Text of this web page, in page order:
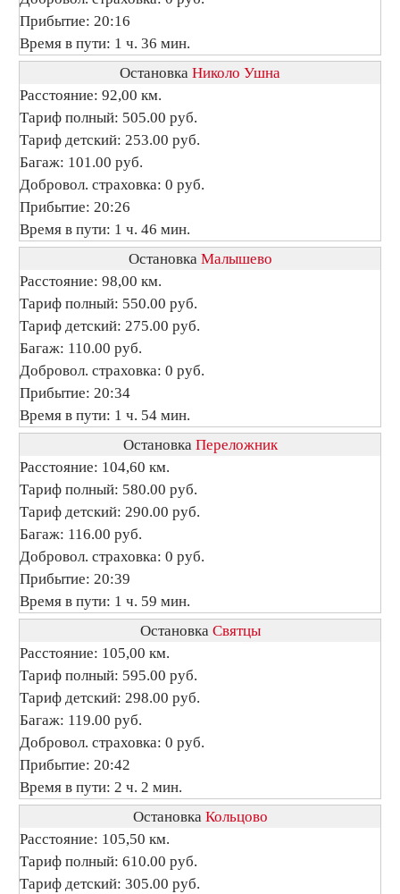
Прибытие: 20:16
Время в пути: 1 ч. 36 мин.
Остановка Николо Ушна
Расстояние: 92,00 км.
Тариф полный: 505.00 руб.
Тариф детский: 253.00 руб.
Багаж: 101.00 руб.
Добровол. страховка: 0 руб.
Прибытие: 20:26
Время в пути: 1 ч. 46 мин.
Остановка Малышево
Расстояние: 98,00 км.
Тариф полный: 550.00 руб.
Тариф детский: 275.00 руб.
Багаж: 110.00 руб.
Добровол. страховка: 0 руб.
Прибытие: 20:34
Время в пути: 1 ч. 54 мин.
Остановка Переложник
Расстояние: 104,60 км.
Тариф полный: 580.00 руб.
Тариф детский: 290.00 руб.
Багаж: 116.00 руб.
Добровол. страховка: 0 руб.
Прибытие: 20:39
Время в пути: 1 ч. 59 мин.
Остановка Святцы
Расстояние: 105,00 км.
Тариф полный: 595.00 руб.
Тариф детский: 298.00 руб.
Багаж: 119.00 руб.
Добровол. страховка: 0 руб.
Прибытие: 20:42
Время в пути: 2 ч. 2 мин.
Остановка Кольцово
Расстояние: 105,50 км.
Тариф полный: 610.00 руб.
Тариф детский: 305.00 руб.